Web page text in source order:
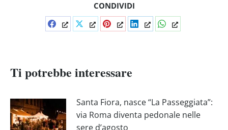
CONDIVIDI
CondividiCondividiCondividiCondividiCondividi
Ti potrebbe interessare
Santa Fiora, nasce “La Passeggiata”:
via Roma diventa pedonale nelle
sere d’agosto